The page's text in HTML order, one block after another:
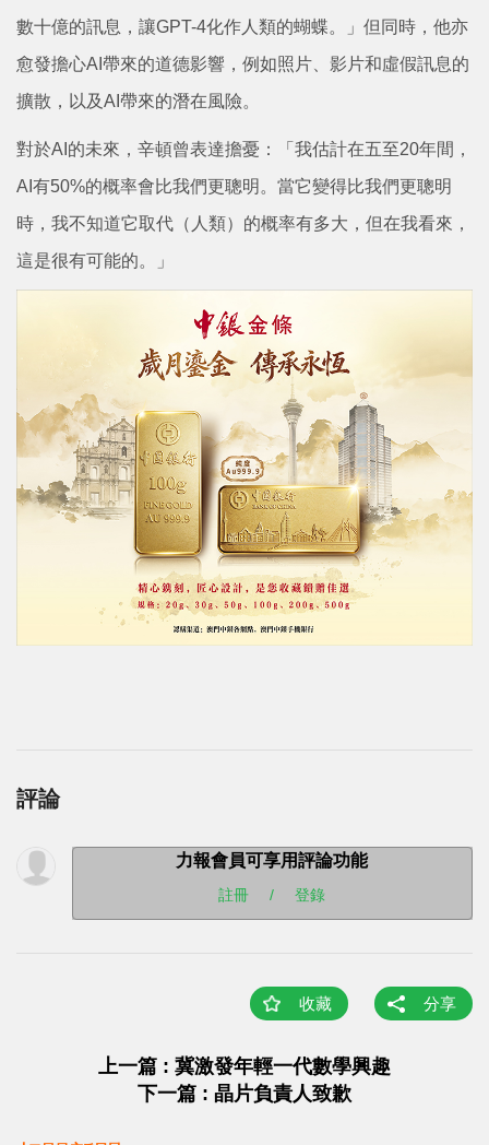
數十億的訊息，讓GPT-4化作人類的蝴蝶。」但同時，他亦
愈發擔心AI帶來的道德影響，例如照片、影片和虛假訊息的
擴散，以及AI帶來的潛在風險。
對於AI的未來，辛頓曾表達擔憂：「我估計在五至20年間，
AI有50%的概率會比我們更聰明。當它變得比我們更聰明
時，我不知道它取代（人類）的概率有多大，但在我看來，
這是很有可能的。」
評論
力報會員可享用評論功能
註冊 / 登錄
收藏 分享
上一篇 : 冀激發年輕一代數學興趣
下一篇 : 晶片負責人致歉